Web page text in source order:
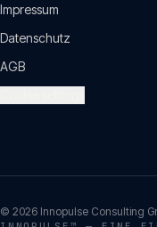
Impressum
Datenschutz
AGB
© 2026 Innopulse Consulting